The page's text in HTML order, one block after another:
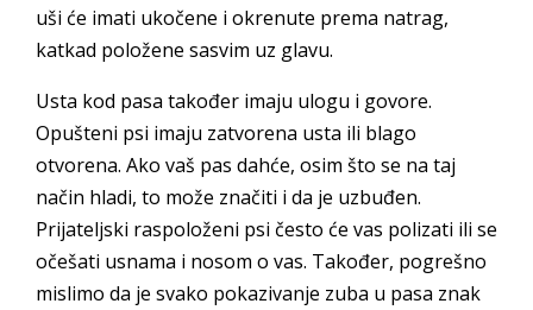
uši će imati ukočene i okrenute prema natrag,
katkad položene sasvim uz glavu.
Usta kod pasa također imaju ulogu i govore.
Opušteni psi imaju zatvorena usta ili blago
otvorena. Ako vaš pas dahće, osim što se na taj
način hladi, to može značiti i da je uzbuđen.
Prijateljski raspoloženi psi često će vas polizati ili se
očešati usnama i nosom o vas. Također, pogrešno
mislimo da je svako pokazivanje zuba u pasa znak